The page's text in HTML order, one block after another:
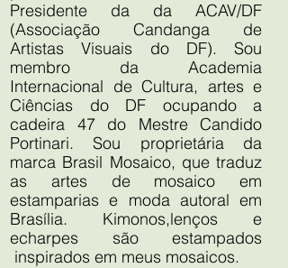
Presidente da da ACAV/DF
(Associação Candanga de
Artistas Visuais do DF). Sou
membro da Academia
Internacional de Cultura, artes e
Ciências do DF ocupando a
cadeira 47 do Mestre Candido
Portinari. Sou proprietária da
marca Brasil Mosaico, que traduz
as artes de mosaico em
estamparias e moda autoral em
Brasília. Kimonos,lenços e
echarpes são estampados
inspirados em meus mosaicos.